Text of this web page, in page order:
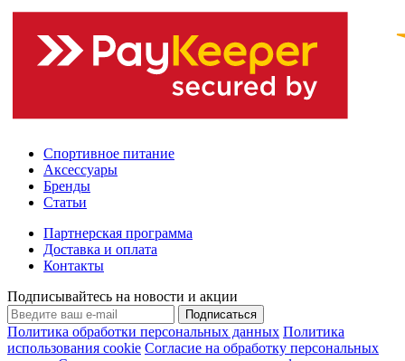
Спортивное питание
Аксессуары
Бренды
Статьи
Партнерская программа
Доставка и оплата
Контакты
Подписывайтесь на новости и акции
Подписаться
Политика обработки персональных данных Политика
использования cookie Согласие на обработку персональных